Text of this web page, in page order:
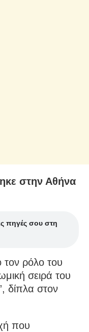
στην Αθήνα
πηγές σου στη
τον ρόλο του
σειρά του
δίπλα στον
που